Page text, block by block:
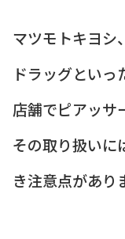
マツモトキヨシ
ドラッグといっ
店舗でピアッサ
その取り扱いに
き注意点があり